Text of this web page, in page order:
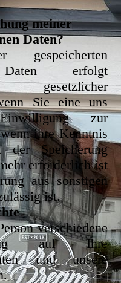
meiner
Daten?
Daten erfolgt
Sie eine uns
zur
ihre Kenntnis
Speicherung
erforderlich ist
aus sonstigen
ist.
verschiedene
auf Ihre
und unsere